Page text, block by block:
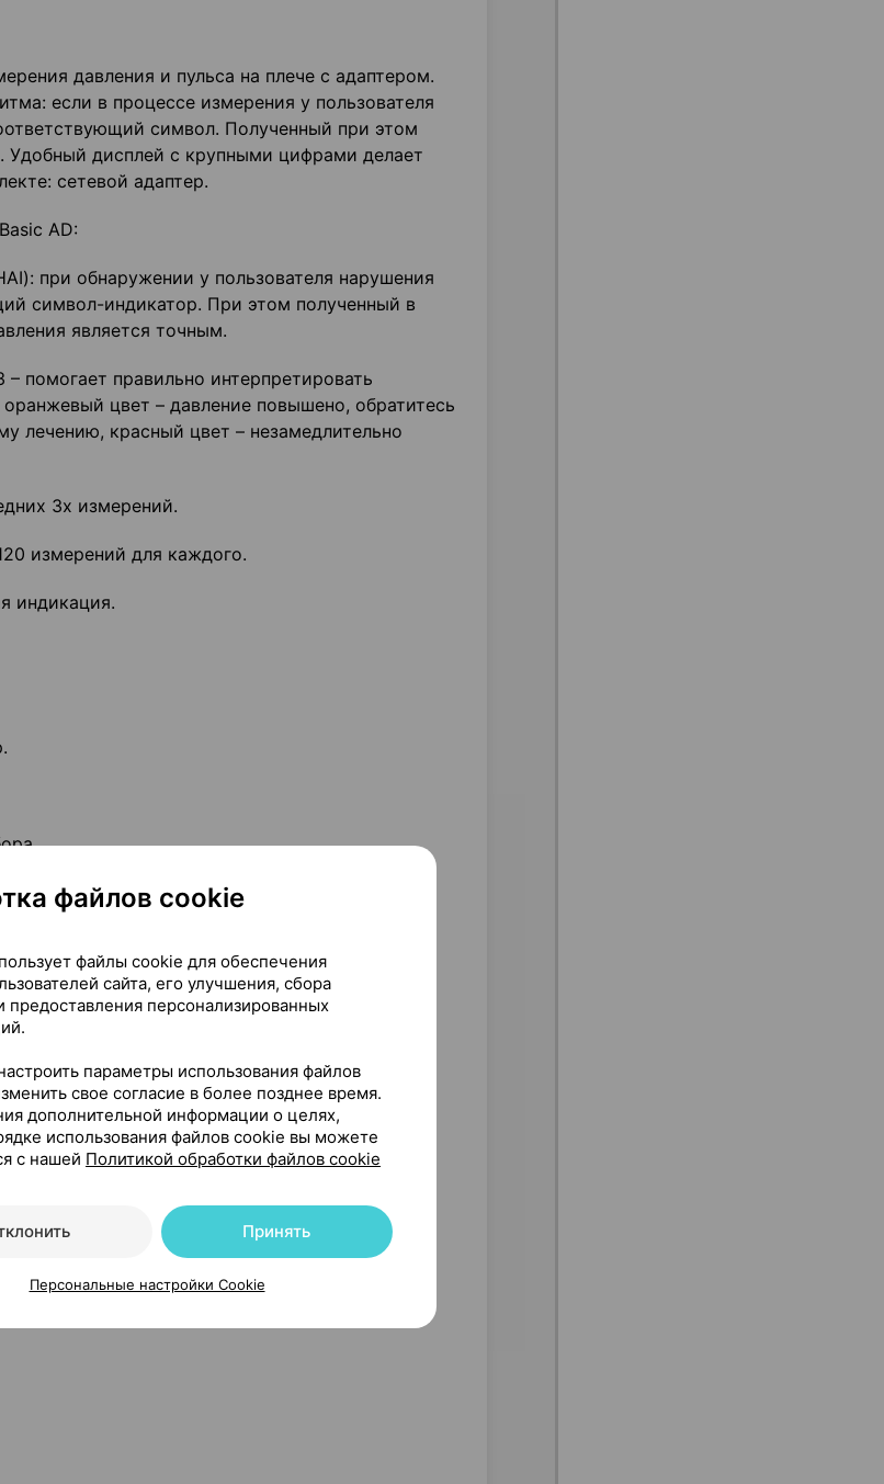
давления и пульса на плече с адаптером.
если в процессе измерения у пользователя
символ. Полученный при этом
Удобный дисплей с крупными цифрами делает
сетевой адаптер.
AD:
при обнаружении у пользователя нарушения
символ-индикатор. При этом полученный в
является точным.
помогает правильно интерпретировать
цвет – давление повышено, обратитесь
лечению, красный цвет – незамедлительно
3х измерений.
измерений для каждого.
индикация.
файлов cookie
файлы cookie для обеспечения
сайта, его улучшения, сбора
предоставления персонализированных
параметры использования файлов
свое согласие в более позднее время.
дополнительной информации о целях,
использования файлов cookie вы можете
с нашей Политикой обработки файлов cookie
Принять
Персональные настройки Cookie